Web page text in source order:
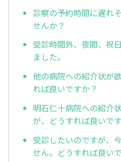
診察の予約時間に遅れ
せんか？
受診時間外、夜間、祝
ました。
他の病院への紹介状が
れば良いですか？
明石仁十病院への紹介
が、どうすれば良いで
受診したいのですが、
せん。どうすれば良い